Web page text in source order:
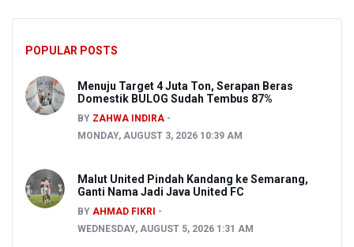
POPULAR POSTS
Menuju Target 4 Juta Ton, Serapan Beras
Domestik BULOG Sudah Tembus 87%
BY ZAHWA INDIRA
MONDAY, AUGUST 3, 2026 10:39 AM
Malut United Pindah Kandang ke Semarang,
Ganti Nama Jadi Java United FC
BY AHMAD FIKRI
WEDNESDAY, AUGUST 5, 2026 1:31 AM